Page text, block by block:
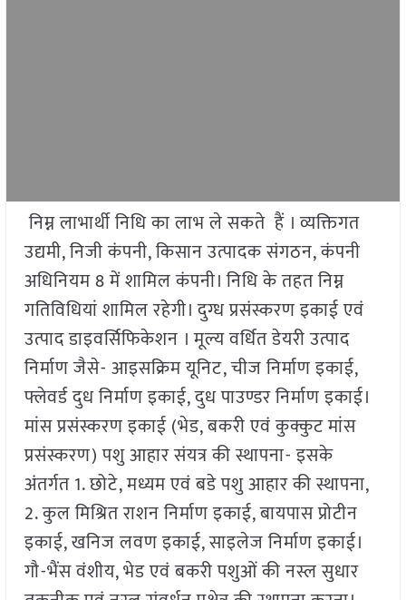
निम्न लाभार्थी निधि का लाभ ले सकते हैं । व्यक्तिगत
उद्यमी, निजी कंपनी, किसान उत्पादक संगठन, कंपनी
अधिनियम 8 में शामिल कंपनी। निधि के तहत निम्न
गतिविधियां शामिल रहेगी। दुग्ध प्रसंस्करण इकाई एवं
उत्पाद डाइवर्सिफिकेशन । मूल्य वर्धित डेयरी उत्पाद
निर्माण जैसे- आइसक्रिम यूनिट, चीज निर्माण इकाई,
फ्लेवर्ड दुध निर्माण इकाई, दुध पाउण्डर निर्माण इकाई।
मांस प्रसंस्करण इकाई (भेड, बकरी एवं कुक्कुट मांस
प्रसंस्करण) पशु आहार संयत्र की स्थापना- इसके
अंतर्गत 1. छोटे, मध्यम एवं बडे पशु आहार की स्थापना,
2. कुल मिश्रित राशन निर्माण इकाई, बायपास प्रोटीन
इकाई, खनिज लवण इकाई, साइलेज निर्माण इकाई।
गौ-भैंस वंशीय, भेड एवं बकरी पशुओं की नस्ल सुधार